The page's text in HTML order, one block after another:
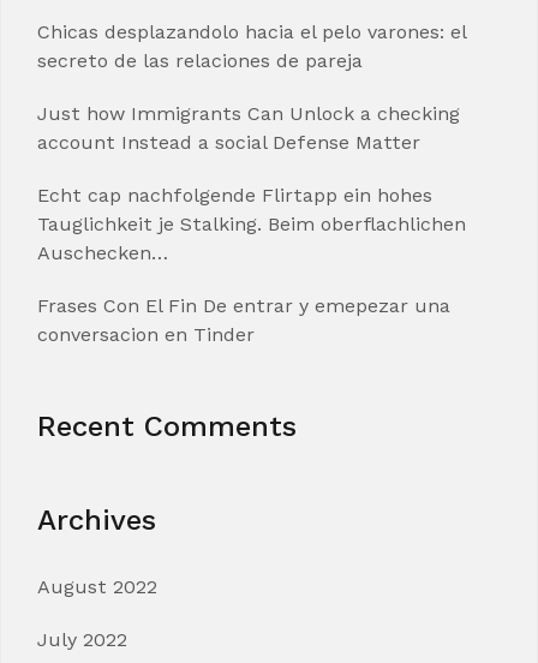
Chicas desplazandolo hacia el pelo varones: el
secreto de las relaciones de pareja
Just how Immigrants Can Unlock a checking
account Instead a social Defense Matter
Echt cap nachfolgende Flirtapp ein hohes
Tauglichkeit je Stalking. Beim oberflachlichen
Auschecken…
Frases Con El Fin De entrar y emepezar una
conversacion en Tinder
Recent Comments
Archives
August 2022
July 2022